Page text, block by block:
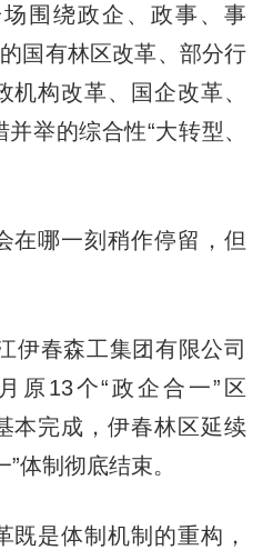
围绕政企、政事、事
国有林区改革、部分行
构改革、国企改革、
举的综合性“大转型、
哪一刻稍作停留，但
春森工集团有限公司
原13个“政企合一”区
本完成，伊春林区延续
体制彻底结束。
是体制机制的重构，